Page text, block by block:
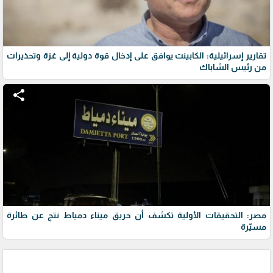
تقارير إسرائيلية: الكابينت يوافق على إدخال قوة دولية إلى غزة وتحذيرات
من رئيس الشاباك
share
مصر: التحقيقات الأولية تكشف أن حريق ميناء دمياط نتج عن طائرة
مسيّرة